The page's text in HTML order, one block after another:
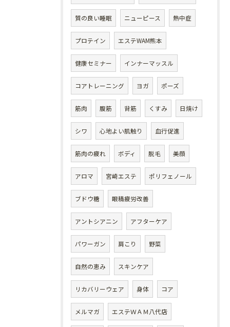
質の良い睡眠 ニューピース 熱中症
プロテイン エステWAM熊本
健康セミナー インナーマッスル
コアトレーニング ヨガ ポーズ
筋肉 腹筋 背筋 くすみ 日焼け
シワ 心地よい肌触り 血行促進
筋肉の疲れ ボディ 脱毛 美顔
アロマ 宮崎エステ ポリフェノール
ブドウ糖 眼精疲労改善
アントシアニン アフターケア
パワーガン 肩こり 野菜
自然の恵み スキンケア
リカバリーウェア 身体 コア
メルマガ エステＷＡＭ八代店